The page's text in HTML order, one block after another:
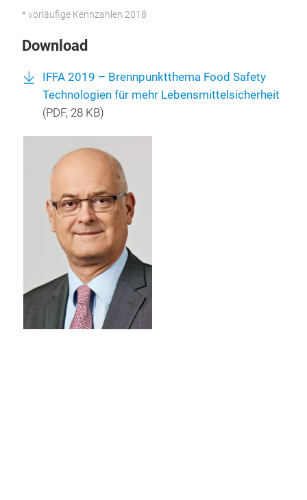
* vorläufige Kennzahlen 2018
Download
IFFA 2019 – Brennpunktthema Food Safety
Technologien für mehr Lebensmittelsicherheit
(PDF, 28 KB)